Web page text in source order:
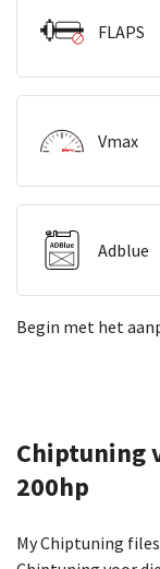
FLAPS
Vmax
Adblue
Begin met het
Chiptuning
200hp
My Chiptuning